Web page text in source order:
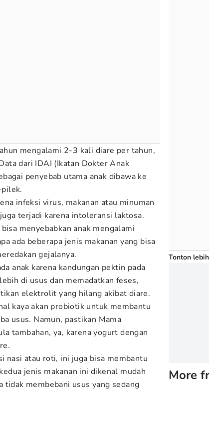
mengalami 2-3 kali diare per tahun,
dari IDAI (Ikatan Dokter Anak
penyebab utama anak dibawa ke
infeksi virus, makanan atau minuman
terjadi karena intoleransi laktosa.
menyebabkan anak mengalami
ada beberapa jenis makanan yang bisa
gejalanya.
anak karena kandungan pektin pada
di usus dan memadatkan feses,
elektrolit yang hilang akibat diare.
kaya akan probiotik untuk membantu
usus. Namun, pastikan Mama
tambahan, ya, karena yogurt dengan
nasi atau roti, ini juga bisa membantu
jenis makanan ini dikenal mudah
tidak membebani usus yang sedang
Tonton
More